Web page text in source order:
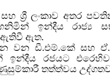
ශ්‍රී ලංකාව අතර
ඉන්දීය රාජ්‍ය
ඇත.
වන ඩී.එම්.කේ සහ
රජයට එරෙහිව
තත්ත්වය උද්ගතව